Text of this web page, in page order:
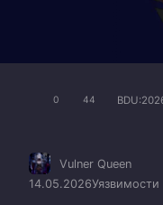
0 44
Vulner Queen
14.05.2026Уязвимости